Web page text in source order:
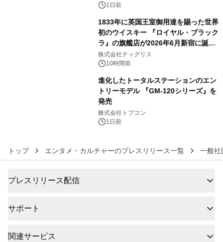
1日前
1833年に英国王室御用達を賜った世界
初のウイスキー 『ロイヤル・ブラック
ラ』の旗艦店が2026年6月新宿に誕
生 バカルディ ジャパンと連携した
没入型バー「BAR Arca」
株式会社ティグリス
10時間前
進化したトータルステーションのエン
トリーモデル 『GM-120シリーズ』を
発売
株式会社トプコン
1日前
トップ エンタメ・カルチャーのプレスリリース一覧 一般社
プレスリリース配信
サポート
関連サービス